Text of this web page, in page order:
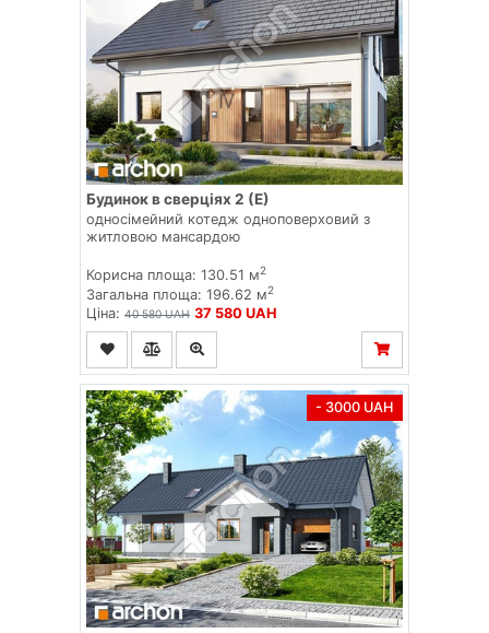
Будинок в сверціях 2 (Е)
односімейний котедж одноповерховий з
житловою мансардою
Корисна площа: 130.51 м2
Загальна площа: 196.62 м2
Ціна: 40 580 UAH 37 580 UAH
- 3000 UAH